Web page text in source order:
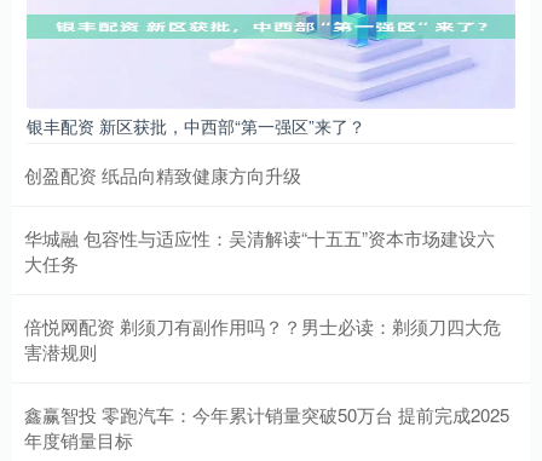
银丰配资 新区获批，中西部“第一强区”来了？
创盈配资 纸品向精致健康方向升级
华城融 包容性与适应性：吴清解读“十五五”资本市场建设六
大任务
倍悦网配资 剃须刀有副作用吗？？男士必读：剃须刀四大危
害潜规则
鑫赢智投 零跑汽车：今年累计销量突破50万台 提前完成2025
年度销量目标